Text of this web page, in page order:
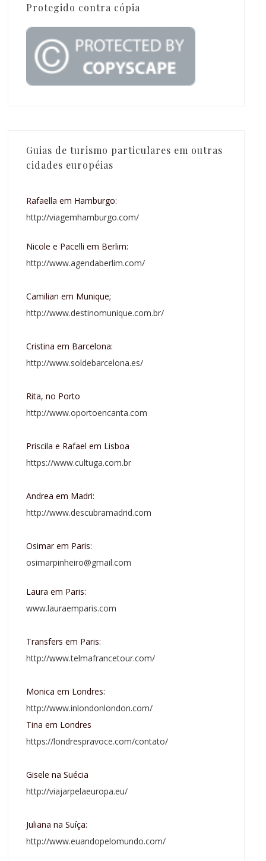
Protegido contra cópia
Guias de turismo particulares em outras
cidades européias
Rafaella em Hamburgo:
http://viagemhamburgo.com/
Nicole e Pacelli em Berlim:
http://www.agendaberlim.com/
Camilian em Munique;
http://www.destinomunique.com.br/
Cristina em Barcelona:
http://www.soldebarcelona.es/
Rita, no Porto
http://www.oportoencanta.com
Priscila e Rafael em Lisboa
https://www.cultuga.com.br
Andrea em Madri:
http://www.descubramadrid.com
Osimar em Paris:
osimarpinheiro@gmail.com
Laura em Paris:
www.lauraemparis.com
Transfers em Paris:
http://www.telmafrancetour.com/
Monica em Londres:
http://www.inlondonlondon.com/
Tina em Londres
https://londrespravoce.com/contato/
Gisele na Suécia
http://viajarpelaeuropa.eu/
Juliana na Suíça:
http://www.euandopelomundo.com/